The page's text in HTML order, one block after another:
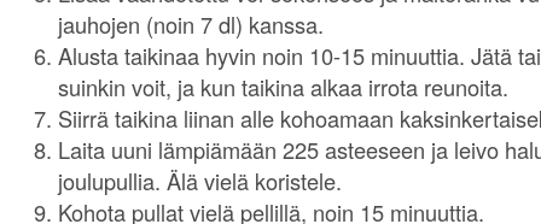
jauhojen (noin 7 dl) kanssa.
Alusta taikinaa hyvin noin 10-15 minuuttia. Jätä
suinkin voit, ja kun taikina alkaa irrota reunoita.
Siirrä taikina liinan alle kohoamaan
Laita uuni lämpiämään 225 asteeseen ja leivo
joulupullia. Älä vielä koristele.
Kohota pullat vielä pellillä, noin 15 minuuttia.